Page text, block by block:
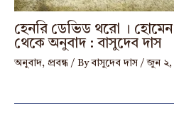
হেনরি ডেভিড থরো ।
থেকে অনুবাদ : বাসুদেব দাস
অনুবাদ, প্রবন্ধ / Byবাসুদেব দাস /জুন ২,